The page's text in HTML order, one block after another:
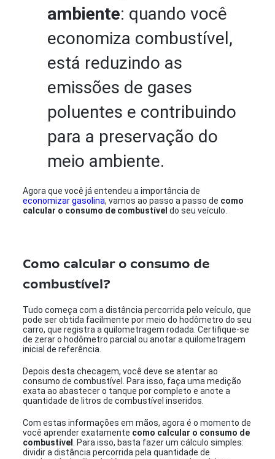
ambiente: quando você
economiza combustível,
está reduzindo as
emissões de gases
poluentes e contribuindo
para a preservação do
meio ambiente.
Agora que você já entendeu a importância de
economizar gasolina, vamos ao passo a passo de como
calcular o consumo de combustíveldo seu veículo.
Como calcular o consumo de
combustível?
Tudo começa com a distância percorrida pelo veículo, que
pode ser obtida facilmente por meio do hodômetro do seu
carro, que registra a quilometragem rodada. Certifique-se
de zerar o hodômetro parcial ou anotar a quilometragem
inicial de referência.
Depois desta checagem, você deve se atentar ao
consumo de combustível. Para isso, faça uma medição
exata ao abastecer o tanque por completo e anote a
quantidade de litros de combustível inseridos.
Com estas informações em mãos, agora é o momento de
você aprender exatamente como calcular o consumo de
combustível
. Para isso, basta fazer um cálculo simples:
dividir a distância percorrida pela quantidade de